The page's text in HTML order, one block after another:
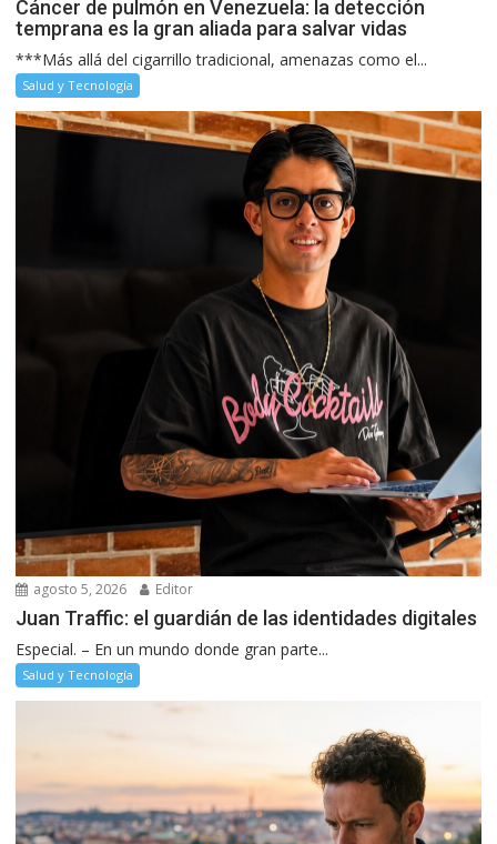
Cáncer de pulmón en Venezuela: la detección
temprana es la gran aliada para salvar vidas
***Más allá del cigarrillo tradicional, amenazas como el...
Salud y Tecnología
agosto 5, 2026 Editor
Juan Traffic: el guardián de las identidades digitales
Especial. – En un mundo donde gran parte...
Salud y Tecnología